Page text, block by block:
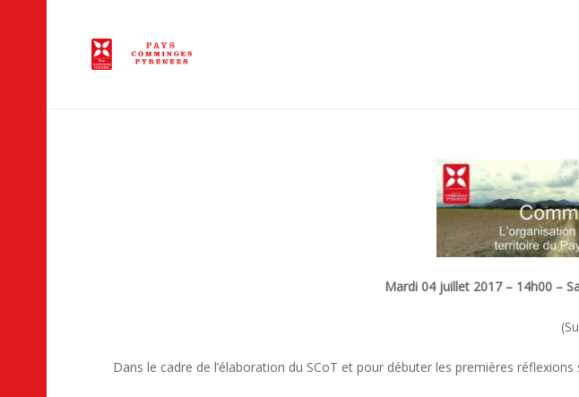
Mardi 04 juillet 2017 – 14h00 –
Dans le cadre de l’élaboration du SCoT et pour débuter les premières